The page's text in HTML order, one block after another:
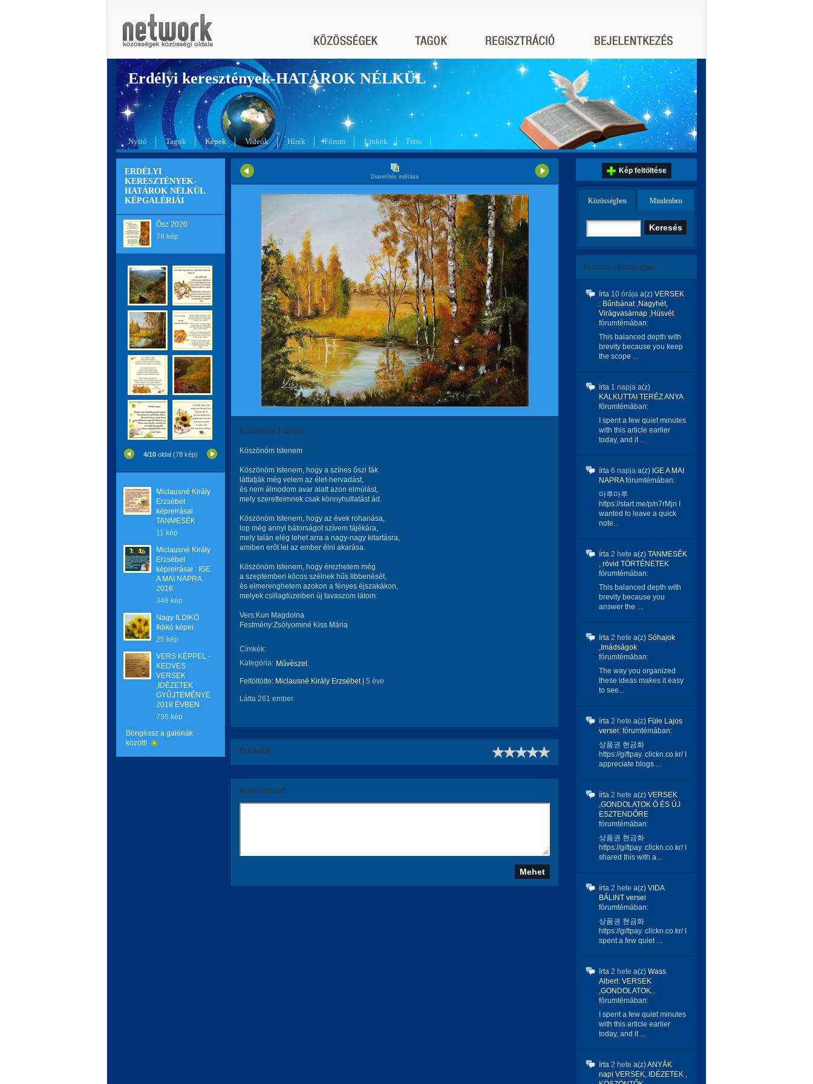
Erdélyi keresztények-HATÁROK NÉLKÜL
Nyitó Tagok Képek Videók Hírek Fórum Linkek Friss
ERDÉLYI
KERESZTÉNYEK-
HATÁROK NÉLKÜL
KÉPGALÉRIÁI
Ősz 2020
78 kép
4/10 oldal (78 kép)
Miclausné Király
Erzsébet
képreirásai:
TANMESÉK
11 kép
Miclausné Király
Erzsébet
képreirásai : IGE
A MAI NAPRA
2016
348 kép
Nagy ILDIKÓ
Ildikó képei
25 kép
VERS KÉPPEL -
KEDVES
VERSEK
,IDÉZETEK
GYŰJTEMÉNYE
2018 ÉVBEN
736 kép
Böngéssz a galériák
között!
Diavetítés indítása
Köszönöm Istenem
Köszönöm Istenem
Köszönöm Istenem, hogy a színes őszi fák
láttatják még velem az élet-hervadást,
és nem álmodom avar alatt azon elmúlást,
mely szeretteimnek csak könnyhullatást ád.
Köszönöm Istenem, hogy az évek rohanása,
lop még annyi bátorságot szívem tájékára,
mely talán elég lehet arra a nagy-nagy kitartásra,
amiben erőt lel az ember élni akarása.
Köszönöm Istenem, hogy érezhetem még
a szeptemberi kócos szélnek hűs libbenését,
és elmerenghetem azokon a fényes éjszakákon,
melyek csillagtüzeiben új tavaszom látom.
Vers:Kun Magdolna
Festmény:Zsólyominé Kiss Mária
Címkék:
Kategória: Művészet
Feltöltötte: Miclausné Király Erzsébet| 5 éve
Látta 261 ember.
Értékeld!
Kommentáld!
Kép feltöltése
Közösségben Mindenben
Ez történt a közösségben:
írta 10 órája a(z) VERSEK
: Bűnbánat ,Nagyhét,
Virágvasárnap ,Húsvét
fórumtémában:
This balanced depth with
brevity because you keep
the scope ...
írta 1 napja a(z)
KALKUTTAI TERÉZ ANYA
fórumtémában:
I spent a few quiet minutes
with this article earlier
today, and it ...
írta 6 napja a(z) IGE A MAI
NAPRAfórumtémában:
마루마루
https://start.me/p/n7rMjn I
wanted to leave a quick
note...
írta 2 hete a(z) TANMESÉK
, rövid TÖRTÉNETEK
fórumtémában:
This balanced depth with
brevity because you
answer the ...
írta 2 hete a(z) Sóhajok
,Imádságok
fórumtémában:
The way you organized
these ideas makes it easy
to see...
írta 2 hete a(z) Füle Lajos
versei: fórumtémában:
상품권 현금화
https://giftpay. clickn.co.kr/ I
appreciate blogs ...
írta 2 hete a(z) VERSEK
,GONDOLATOK Ó ÉS ÚJ
ESZTENDŐRE
fórumtémában:
상품권 현금화
https://giftpay. clickn.co.kr/ I
shared this with a...
írta 2 hete a(z) VIDA
BÁLINT versei
fórumtémában:
상품권 현금화
https://giftpay. clickn.co.kr/ I
spent a few quiet ...
írta 2 hete a(z) Wass
Albert: VERSEK
,GONDOLATOK...
fórumtémában:
I spent a few quiet minutes
with this article earlier
today, and it ...
írta 2 hete a(z)ANYÁK
napi VERSEK, IDÉZETEK ,